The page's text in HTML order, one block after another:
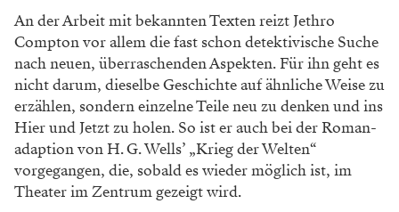
An der Arbeit mit bekannten Texten reizt Jethro
Compton vor allem die fast schon detektivische Suche
nach neuen, überraschenden Aspekten. Für ihn geht es
nicht darum, dieselbe Geschichte auf ähnliche Weise zu
erzählen, sondern einzelne Teile neu zu denken und ins
Hier und Jetzt zu holen. So ist er auch bei der Roman­
adaption von H. G. Wells’ „Krieg der Welten“
vorgegangen, die, sobald es wieder möglich ist, im
Theater im Zentrum gezeigt wird.